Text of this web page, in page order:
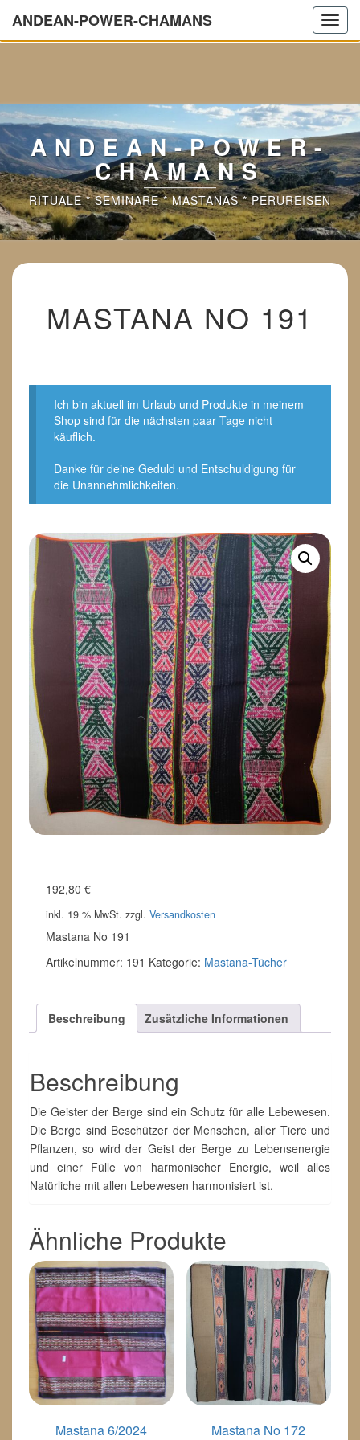
Wir sind aktuell in Urlaub.
ANDEAN-POWER-CHAMANS
ANDEAN-POWER-
CHAMANS
RITUALE * SEMINARE * MASTANAS * PERUREISEN
NO
191
MASTANA NO 191
Ich bin aktuell im Urlaub und Produkte in meinem
Shop sind für die nächsten paar Tage nicht
käuflich.
Danke für deine Geduld und Entschuldigung für
die Unannehmlichkeiten.
192,80 €
inkl. 19 % MwSt. zzgl. Versandkosten
Mastana No 191
Artikelnummer: 191 Kategorie: Mastana-Tücher
Beschreibung Zusätzliche Informationen
Beschreibung
Die Geister der Berge sind ein Schutz für alle Lebewesen.
Die Berge sind Beschützer der Menschen, aller Tiere und
Pflanzen, so wird der Geist der Berge zu Lebensenergie
und einer Fülle von harmonischer Energie, weil alles
Natürliche mit allen Lebewesen harmonisiert ist.
Ähnliche Produkte
Mastana 6/2024 Mastana No 172